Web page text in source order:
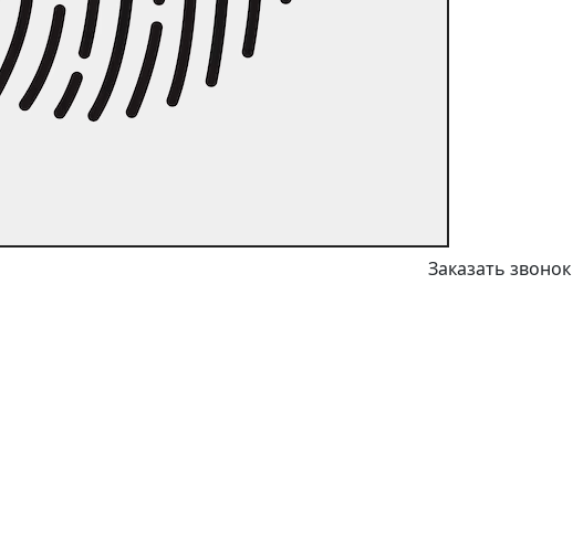
Заказать звонок